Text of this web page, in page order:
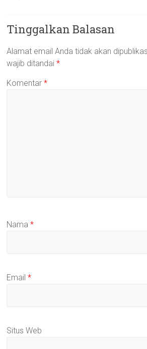
Tinggalkan Balasan
Alamat email Anda tidak akan
wajib ditandai*
Komentar*
Nama*
Email*
Situs Web